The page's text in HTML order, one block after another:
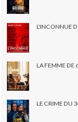
L'INCONNUE
LA FEMME DE
LE CRIME DU